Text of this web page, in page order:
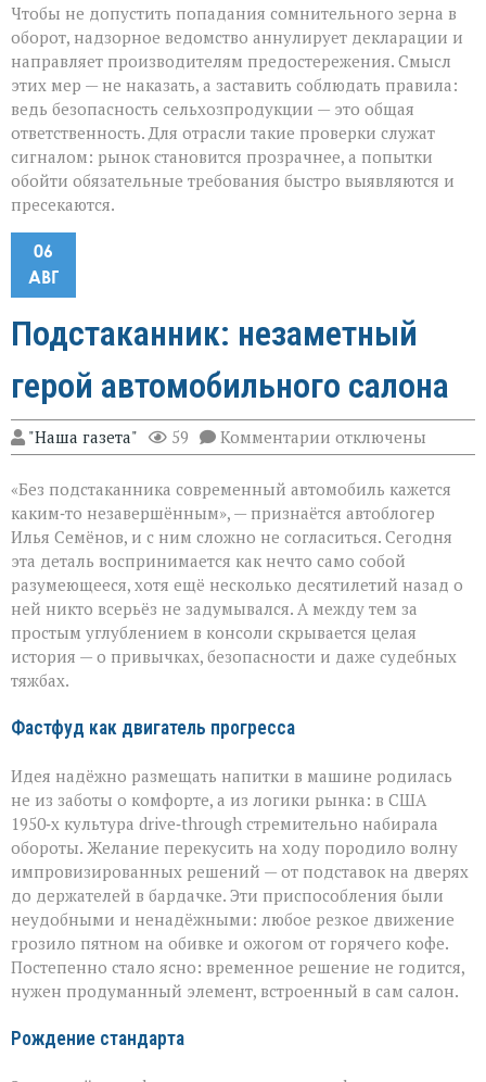
Чтобы не допустить попадания сомнительного зерна в
оборот, надзорное ведомство аннулирует декларации и
направляет производителям предостережения. Смысл
этих мер — не наказать, а заставить соблюдать правила:
ведь безопасность сельхозпродукции — это общая
ответственность. Для отрасли такие проверки служат
сигналом: рынок становится прозрачнее, а попытки
обойти обязательные требования быстро выявляются и
пресекаются.
06
АВГ
Подстаканник: незаметный
герой автомобильного салона
"Наша газета" 59 Комментарии к
записи
незаметный
герой
автомобильного
салона
отключены
«Без подстаканника современный автомобиль кажется
каким‑то незавершённым», — признаётся автоблогер
Илья Семёнов, и с ним сложно не согласиться. Сегодня
эта деталь воспринимается как нечто само собой
разумеющееся, хотя ещё несколько десятилетий назад о
ней никто всерьёз не задумывался. А между тем за
простым углублением в консоли скрывается целая
история — о привычках, безопасности и даже судебных
тяжбах.
Фастфуд как двигатель прогресса
Идея надёжно размещать напитки в машине родилась
не из заботы о комфорте, а из логики рынка: в США
1950‑х культура drive‑through стремительно набирала
обороты. Желание перекусить на ходу породило волну
импровизированных решений — от подставок на дверях
до держателей в бардачке. Эти приспособления были
неудобными и ненадёжными: любое резкое движение
грозило пятном на обивке и ожогом от горячего кофе.
Постепенно стало ясно: временное решение не годится,
нужен продуманный элемент, встроенный в сам салон.
Рождение стандарта